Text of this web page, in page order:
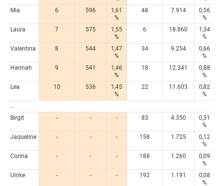
Mia
6 596
1,61
%
48 7.914
0,56
%
Laura
7 575
1,55
%
6 18.860
1,34
%
Valentina
8 544
1,47
%
34 9.254
0,66
%
Hannah
9 541
1,46
%
18 12.341
0,88
%
Lea
10 536
1,45
%
22 11.603
0,82
%
...
Birgit
- - - 83 4.350
0,31
%
Jaqueline
- - - 158 1.725
0,12
%
Corina
- - - 188 1.260
0,09
%
Ulrike
- - - 192 1.191
0,08
%